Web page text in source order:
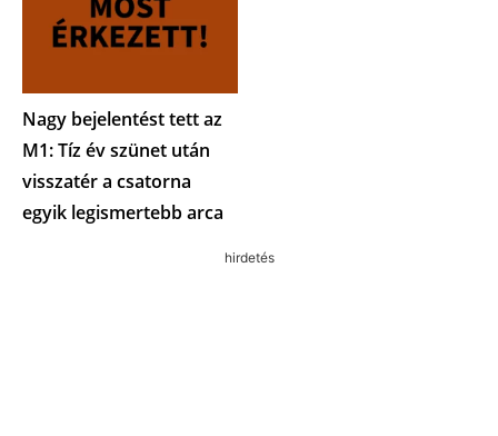
Nagy bejelentést tett az
M1: Tíz év szünet után
visszatér a csatorna
egyik legismertebb arca
hirdetés